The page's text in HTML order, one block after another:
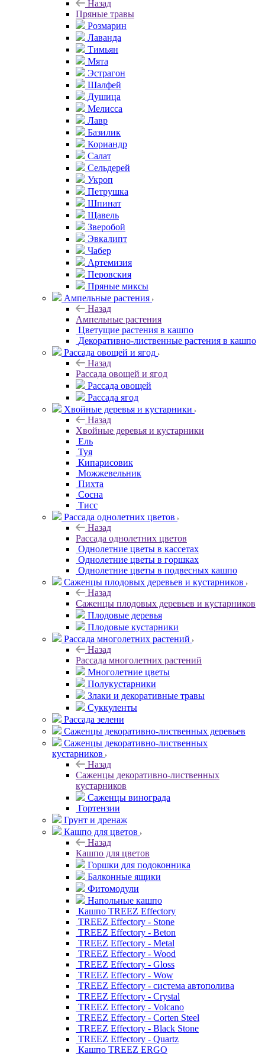
Назад
Пряные травы
Розмарин
Лаванда
Тимьян
Мята
Эстрагон
Шалфей
Душица
Мелисса
Лавр
Базилик
Кориандр
Салат
Сельдерей
Укроп
Петрушка
Шпинат
Щавель
Зверобой
Эвкалипт
Чабер
Артемизия
Перовския
Пряные миксы
Ампельные растения
Назад
Ампельные растения
Цветущие растения в кашпо
Декоративно-лиственные растения в кашпо
Рассада овощей и ягод
Назад
Рассада овощей и ягод
Рассада овощей
Рассада ягод
Хвойные деревья и кустарники
Назад
Хвойные деревья и кустарники
Ель
Туя
Кипарисовик
Можжевельник
Пихта
Сосна
Тисc
Рассада однолетних цветов
Назад
Рассада однолетних цветов
Однолетние цветы в кассетах
Однолетние цветы в горшках
Однолетние цветы в подвесных кашпо
Саженцы плодовых деревьев и кустарников
Назад
Саженцы плодовых деревьев и кустарников
Плодовые деревья
Плодовые кустарники
Рассада многолетних растений
Назад
Рассада многолетних растений
Многолетние цветы
Полукустарники
Злаки и декоративные травы
Суккуленты
Рассада зелени
Саженцы декоративно-лиственных деревьев
Саженцы декоративно-лиственных
кустарников
Назад
Саженцы декоративно-лиственных
кустарников
Саженцы винограда
Гортензии
Грунт и дренаж
Кашпо для цветов
Назад
Кашпо для цветов
Горшки для подоконника
Балконные ящики
Фитомодули
Напольные кашпо
Кашпо TREEZ Effectory
TREEZ Effectory - Stone
TREEZ Effectory - Beton
TREEZ Effectory - Metal
TREEZ Effectory - Wood
TREEZ Effectory - Gloss
TREEZ Effectory - Wow
TREEZ Effectory - система автополива
TREEZ Effectory - Crystal
TREEZ Effectory - Volcano
TREEZ Effectory - Corten Steel
TREEZ Effectory - Black Stone
TREEZ Effectory - Quartz
Кашпо TREEZ ERGO